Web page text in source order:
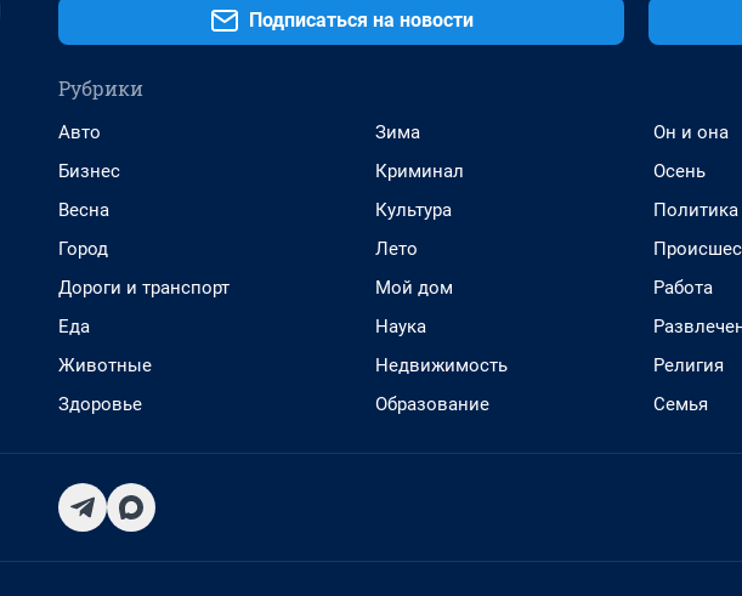
Подписаться на новости
Рубрики
Авто
Бизнес
Весна
Город
Дороги и транспорт
Еда
Животные
Здоровье
Зима
Криминал
Культура
Лето
Мой дом
Наука
Недвижимость
Образование
Он и она
Осень
Политика
Работа
Религия
Семья